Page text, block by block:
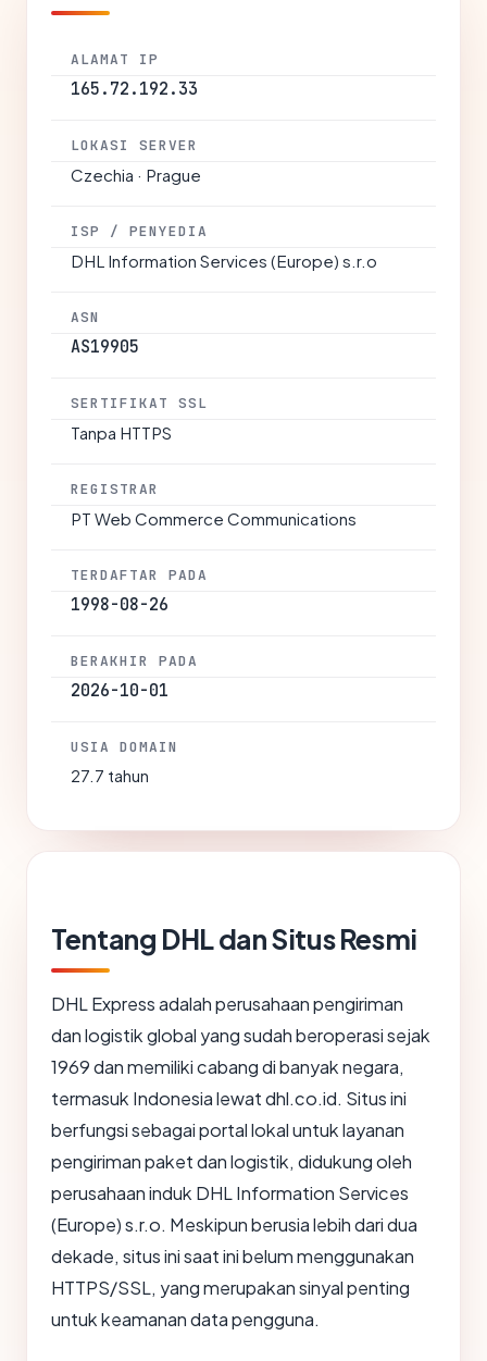
ALAMAT IP
165.72.192.33
LOKASI SERVER
Czechia · Prague
ISP / PENYEDIA
DHL Information Services (Europe) s.r.o
ASN
AS19905
SERTIFIKAT SSL
Tanpa HTTPS
REGISTRAR
PT Web Commerce Communications
TERDAFTAR PADA
1998-08-26
BERAKHIR PADA
2026-10-01
USIA DOMAIN
27.7 tahun
Tentang DHL dan Situs Resmi
DHL Express adalah perusahaan pengiriman
dan logistik global yang sudah beroperasi sejak
1969 dan memiliki cabang di banyak negara,
termasuk Indonesia lewat dhl.co.id. Situs ini
berfungsi sebagai portal lokal untuk layanan
pengiriman paket dan logistik, didukung oleh
perusahaan induk DHL Information Services
(Europe) s.r.o. Meskipun berusia lebih dari dua
dekade, situs ini saat ini belum menggunakan
HTTPS/SSL, yang merupakan sinyal penting
untuk keamanan data pengguna.